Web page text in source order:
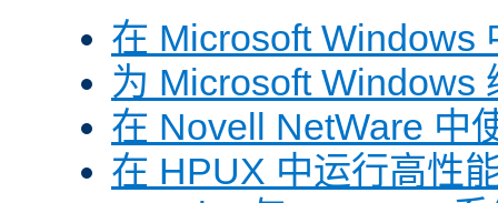
在 Microsoft Windows
为 Microsoft Windows
在 Novell NetWare 中
在 HPUX 中运行高性